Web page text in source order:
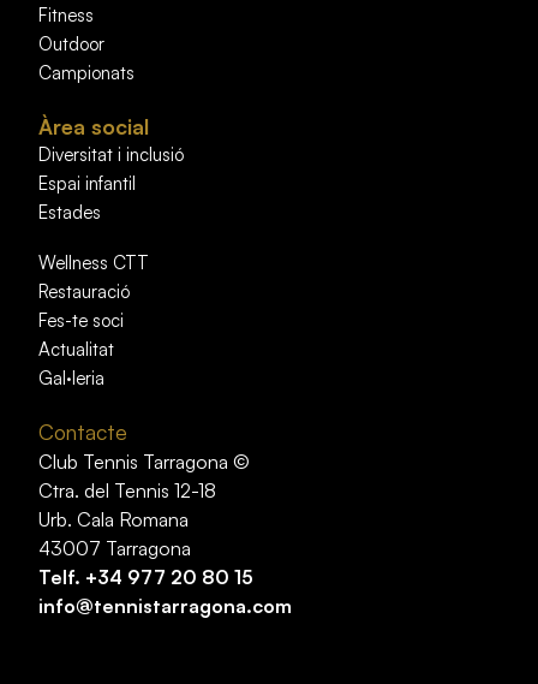
Fitness
Outdoor
Campionats
Àrea social
Diversitat i inclusió
Espai infantil
Estades
Wellness CTT
Restauració
Fes-te soci
Actualitat
Gal·leria
Contacte
Club Tennis Tarragona ©
Ctra. del Tennis 12-18
Urb. Cala Romana
43007 Tarragona
Telf. +34 977 20 80 15
info@tennistarragona.com